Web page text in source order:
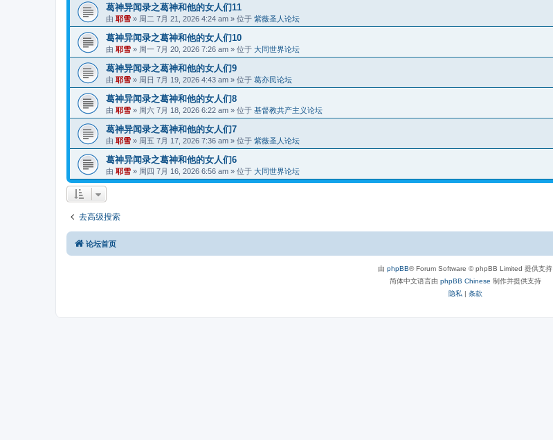
葛神异闻录之葛神和他的女人们11
由 耶雪 » 周二 7月 21, 2026 4:24 am » 位于 紫薇圣人论坛
葛神异闻录之葛神和他的女人们10
由 耶雪 » 周一 7月 20, 2026 7:26 am » 位于 大同世界论坛
葛神异闻录之葛神和他的女人们9
由 耶雪 » 周日 7月 19, 2026 4:43 am » 位于 葛亦民论坛
葛神异闻录之葛神和他的女人们8
由 耶雪 » 周六 7月 18, 2026 6:22 am » 位于 基督教共产主义论坛
葛神异闻录之葛神和他的女人们7
由 耶雪 » 周五 7月 17, 2026 7:36 am » 位于 紫薇圣人论坛
葛神异闻录之葛神和他的女人们6
由 耶雪 » 周四 7月 16, 2026 6:56 am » 位于 大同世界论坛
去高级搜索
论坛首页
由 phpBB® Forum Software © phpBB Limited 提供支持
简体中文语言由 phpBB Chinese 制作并提供支持
隐私 | 条款